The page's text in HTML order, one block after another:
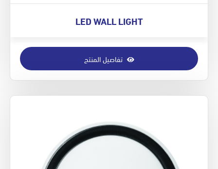
LED WALL LIGHT
تفاصيل المنتج